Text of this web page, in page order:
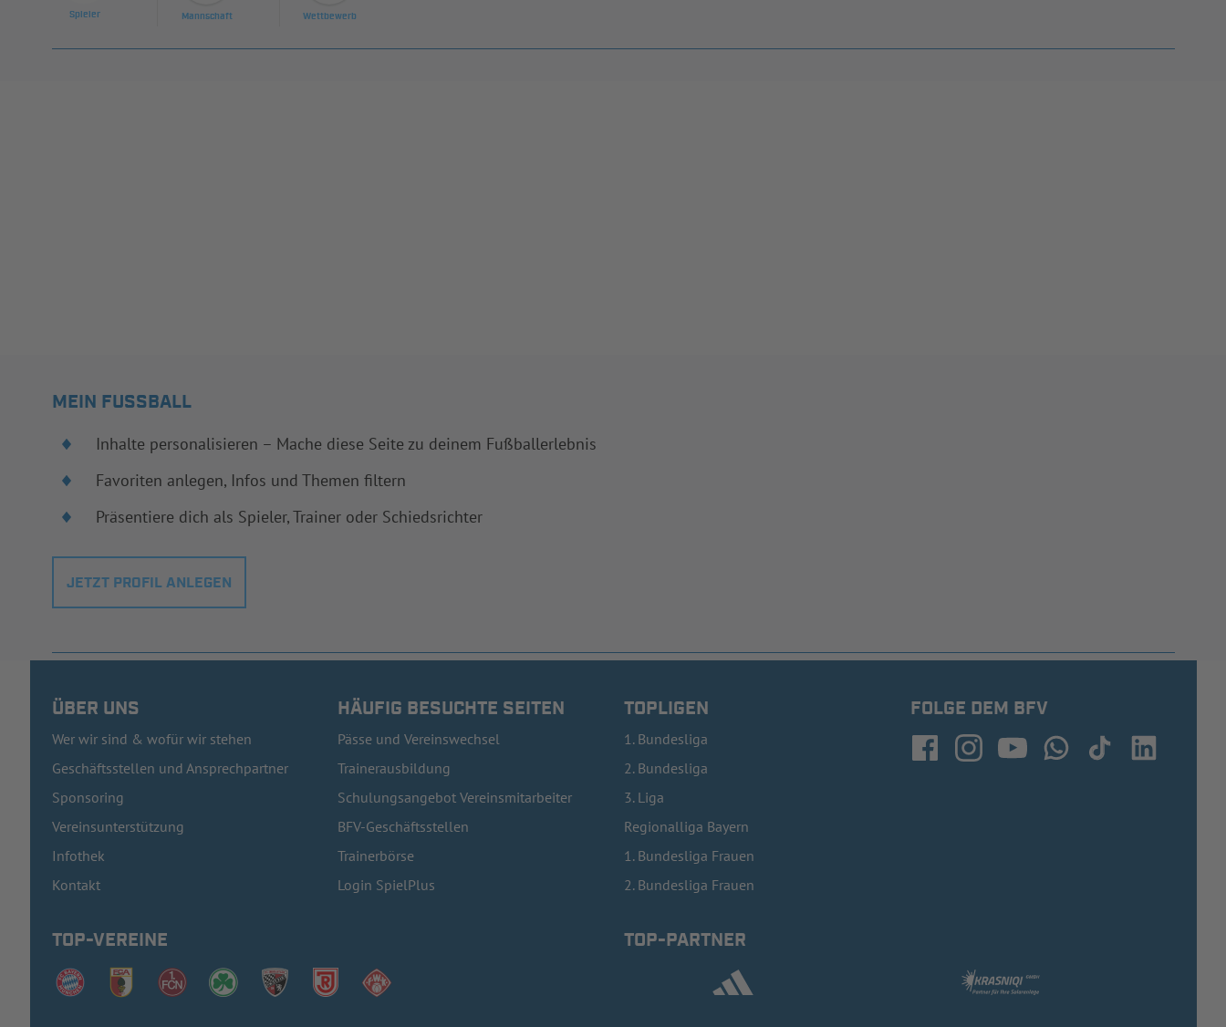
Spieler Mannschaft Wettbewerb
MEIN FUSSBALL
Inhalte personalisieren – Mache diese Seite zu deinem Fußballerlebnis
Favoriten anlegen, Infos und Themen filtern
Präsentiere dich als Spieler, Trainer oder Schiedsrichter
JETZT PROFIL ANLEGEN
ÜBER UNS
Wer wir sind & wofür wir stehen
Geschäftsstellen und Ansprechpartner
Sponsoring
Vereinsunterstützung
Infothek
Kontakt
HÄUFIG BESUCHTE SEITEN
Pässe und Vereinswechsel
Trainerausbildung
Schulungsangebot Vereinsmitarbeiter
BFV-Geschäftsstellen
Trainerbörse
Login SpielPlus
TOPLIGEN
1. Bundesliga
2. Bundesliga
3. Liga
Regionalliga Bayern
1. Bundesliga Frauen
2. Bundesliga Frauen
FOLGE DEM BFV
TOP-VEREINE TOP-PARTNER